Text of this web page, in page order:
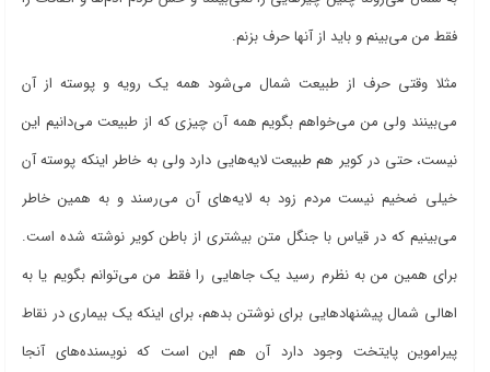
فقط من می‌بینم و باید از آنها حرف بزنم.
مثلا وقتی حرف از طبیعت شمال می‌شود همه یک رویه و پوسته از آن
می‌بینند ولی من می‌خواهم بگویم همه آن چیزی که از طبیعت می‌دانیم این
نیست، حتی در کویر هم طبیعت لایه‌هایی دارد ولی به خاطر اینکه پوسته آن
خیلی ضخیم نیست مردم زود به لایه‌های آن می‌رسند و به همین خاطر
می‌بینیم که در قیاس با جنگل متن بیشتری از باطن کویر نوشته شده است.
برای همین من به نظرم رسید یک جاهایی را فقط من می‌توانم بگویم یا به
اهالی شمال پیشنهادهایی برای نوشتن بدهم، برای اینکه یک بیماری در نقاط
پیراموین پایتخت وجود دارد آن هم این است که نویسنده‌های آنجا